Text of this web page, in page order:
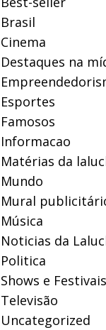
Brasil
Cinema
Destaques na
Esportes
Famosos
Informacao
Matérias da
Mundo
Mural
Música
Noticias da
Politica
Shows e Festivais
Televisão
Uncategorized